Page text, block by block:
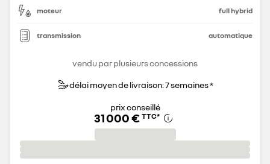
moteur full hybrid
transmission automatique
vendu par plusieurs concessions
délai moyen de livraison: 7 semaines *
prix conseillé
31 000 € TTC*